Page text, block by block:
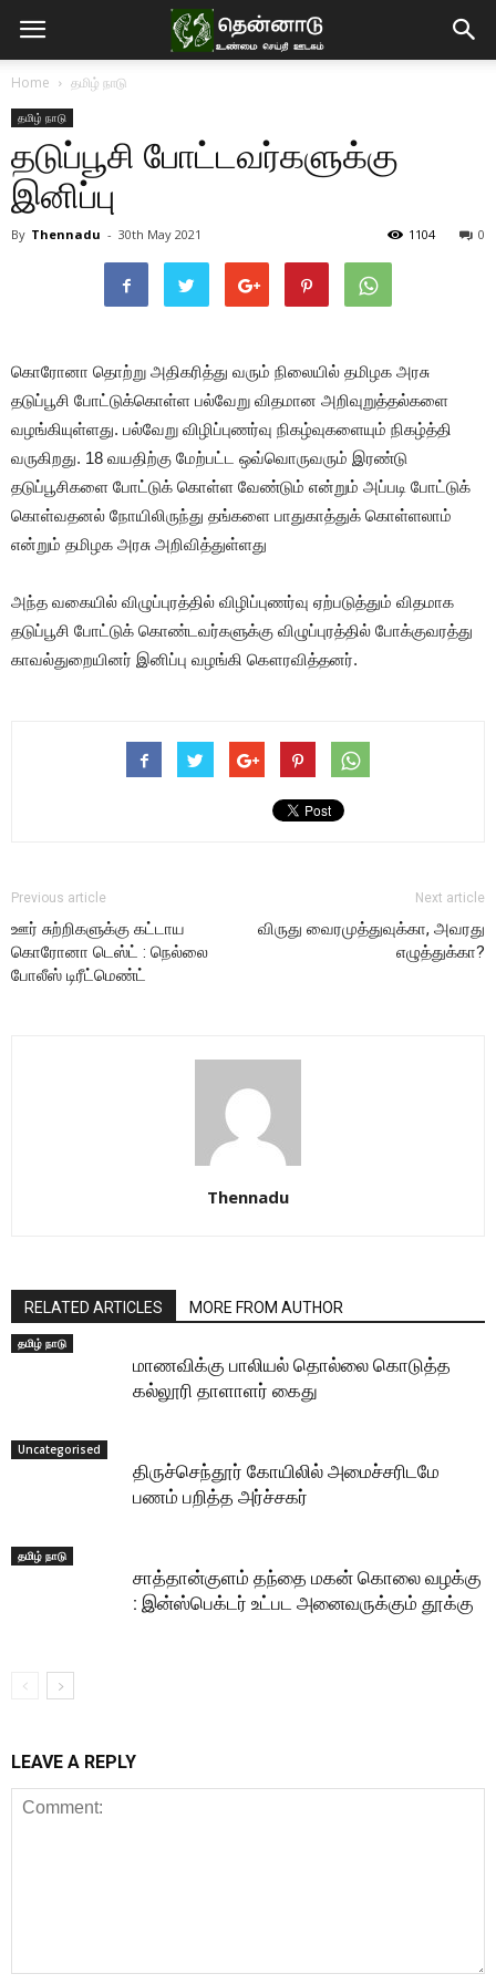
Home தமிழ் நாடு
தமிழ் நாடு
தடுப்பூசி போட்டவர்களுக்கு
இனிப்பு
By Thennadu - 30th May 2021 0
1104
கொரோனா தொற்று அதிகரித்து வரும் நிலையில் தமிழக அரசு
தடுப்பூசி போட்டுக்கொள்ள பல்வேறு விதமான அறிவுறுத்தல்களை
வழங்கியுள்ளது. பல்வேறு விழிப்புணர்வு நிகழ்வுகளையும் நிகழ்த்தி
வருகிறது. 18 வயதிற்கு மேற்பட்ட ஒவ்வொருவரும் இரண்டு
தடுப்பூசிகளை போட்டுக் கொள்ள வேண்டும் என்றும் அப்படி போட்டுக்
கொள்வதனல் நோயிலிருந்து தங்களை பாதுகாத்துக் கொள்ளலாம்
என்றும் தமிழக அரசு அறிவித்துள்ளது
அந்த வகையில் விழுப்புரத்தில் விழிப்புணர்வு ஏற்படுத்தும் விதமாக
தடுப்பூசி போட்டுக் கொண்டவர்களுக்கு விழுப்புரத்தில் போக்குவரத்து
காவல்துறையினர் இனிப்பு வழங்கி கௌரவித்தனர்.
Previous article
ஊர் சுற்றிகளுக்கு கட்டாய
கொரோனா டெஸ்ட் : நெல்லை
போலீஸ் டிரீட்மெண்ட்
Next article
விருது வைரமுத்துவுக்கா, அவரது
எழுத்துக்கா?
Thennadu
RELATED ARTICLES MORE FROM AUTHOR
தமிழ் நாடு
மாணவிக்கு பாலியல் தொல்லை கொடுத்த
கல்லூரி தாளாளர் கைது
Uncategorised
திருச்செந்தூர் கோயிலில் அமைச்சரிடமே
பணம் பறித்த அர்ச்சகர்
தமிழ் நாடு
சாத்தான்குளம் தந்தை மகன் கொலை வழக்கு
: இன்ஸ்பெக்டர் உட்பட அனைவருக்கும் தூக்கு
LEAVE A REPLY